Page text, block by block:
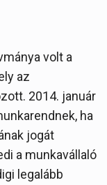
volt a
az
2014. január
ha
jogát
a munkavállaló
legalább